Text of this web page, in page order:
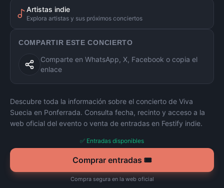
Artistas indie
Explora artistas y sus próximos conciertos
COMPARTIR ESTE CONCIERTO
Comparte en WhatsApp, X, Facebook o copia el
enlace
Descubre toda la información sobre el concierto de Viva
Suecia en Ponferrada. Consulta fecha, recinto y acceso a la
web oficial del evento o venta de entradas en Festify indie.
✅ Entradas disponibles
Comprar entradas 🎟️
Compra segura en la web oficial